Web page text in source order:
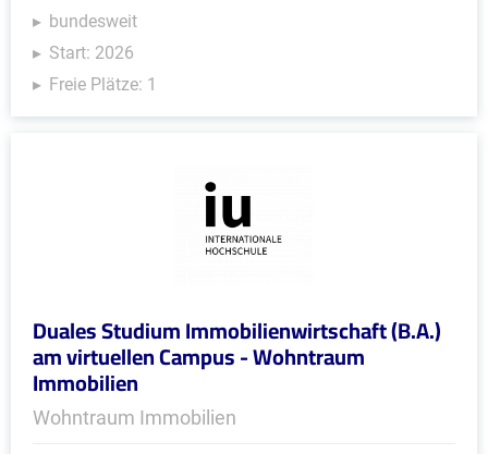
bundesweit
Start: 2026
Freie Plätze: 1
Duales Studium Immobilienwirtschaft (B.A.)
am virtuellen Campus - Wohntraum
Immobilien
Wohntraum Immobilien